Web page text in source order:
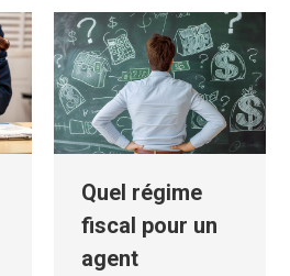
Quel régime
fiscal pour un
agent